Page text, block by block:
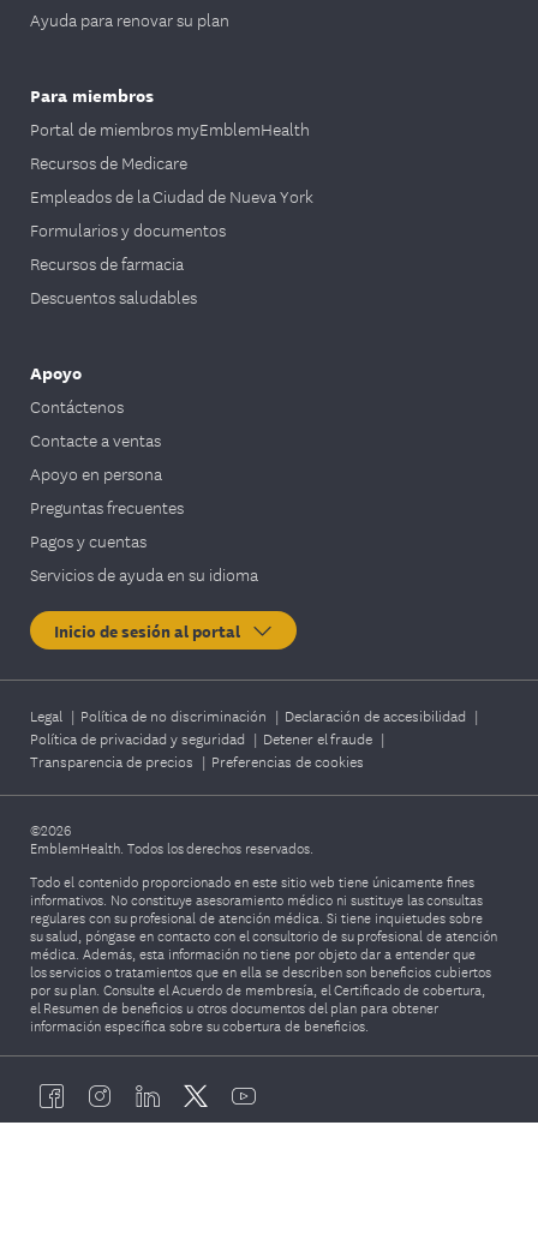
Ayuda para renovar su plan
Para miembros
Portal de miembros myEmblemHealth
Recursos de Medicare
Empleados de la Ciudad de Nueva York
Formularios y documentos
Recursos de farmacia
Descuentos saludables
Apoyo
Contáctenos
Contacte a ventas
Apoyo en persona
Preguntas frecuentes
Pagos y cuentas
Servicios de ayuda en su idioma
Inicio de sesión al portal
Legal | Política de no discriminación | Declaración de accesibilidad |
Política de privacidad y seguridad | Detener el fraude |
Transparencia de precios | Preferencias de cookies
©2026
EmblemHealth. Todos los derechos reservados.
Todo el contenido proporcionado en este sitio web tiene únicamente fines
informativos. No constituye asesoramiento médico ni sustituye las consultas
regulares con su profesional de atención médica. Si tiene inquietudes sobre
su salud, póngase en contacto con el consultorio de su profesional de atención
médica. Además, esta información no tiene por objeto dar a entender que
los servicios o tratamientos que en ella se describen son beneficios cubiertos
por su plan. Consulte el Acuerdo de membresía, el Certificado de cobertura,
el Resumen de beneficios u otros documentos del plan para obtener
información específica sobre su cobertura de beneficios.